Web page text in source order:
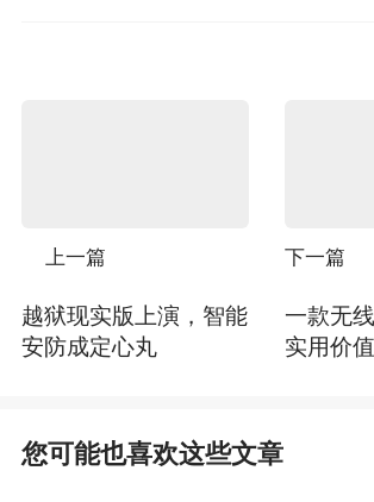
上一篇
越狱现实版上演，智能
安防成定心丸
下一篇
一款无
实用价值
您可能也喜欢这些文章